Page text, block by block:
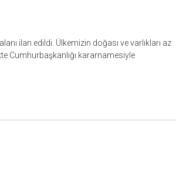
ilan edildi. Ülkemizin doğası ve varlıkları az
Cumhurbaşkanlığı kararnamesiyle